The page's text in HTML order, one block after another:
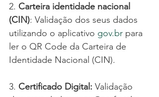
2. Carteira identidade nacional
(CIN): Validação dos seus dados
utilizando o aplicativo gov.br para
ler o QR Code da Carteira de
Identidade Nacional (CIN).
3. Certificado Digital: Validação